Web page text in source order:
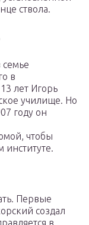
ствола.
в
лет Игорь
училище. Но
году он
чтобы
институте.
Первые
создал
в